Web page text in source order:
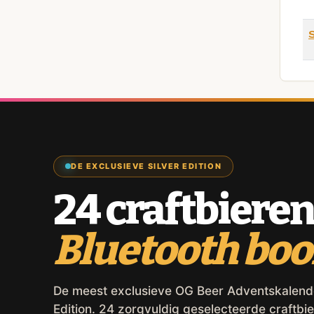
DE EXCLUSIEVE SILVER EDITION
24
Bluetooth
De meest exclusieve OG Beer
Edition. 24 zorgvuldig geselecteerde